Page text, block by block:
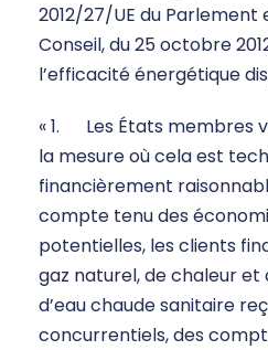
2012/27/UE du
Conseil, du 25 octobre
l’efficacité énergétique
« 1. Les États membres
la mesure où cela est
financièrement
compte tenu des
potentielles, les clients
gaz naturel, de chaleur et
d’eau chaude sanitaire
concurrentiels, des